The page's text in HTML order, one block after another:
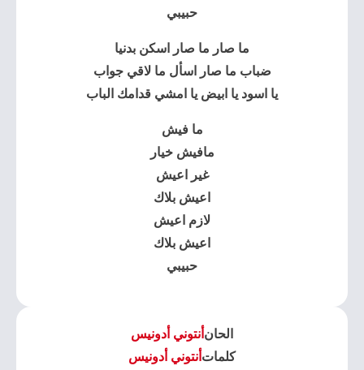
حبيبي
ما صار ما صار اسكن بدنيا
ضباب ما صار اسأل ما لاقي جواب
يا اسود يا ابيض يا امشي قدامك الباب
ما فيش
مافيش خيار
غير اعيش
اعيش بلاك
لازم اعيش
اعيش بلاك
حبيبي
الحان أنتوني أدونيس
كلمات أنتوني أدونيس